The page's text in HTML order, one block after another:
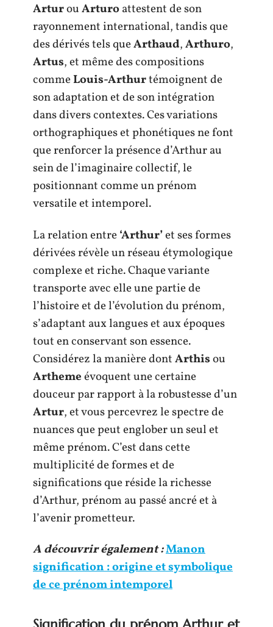
ArturouArturoattestent de son
rayonnement international, tandis que
des dérivés tels queArthaud,Arthuro,
Artus, et même des compositions
commeLouis-Arthurtémoignent de
son adaptation et de son intégration
dans divers contextes. Ces variations
orthographiques et phonétiques ne font
que renforcer la présence d’Arthur au
sein de l’imaginaire collectif, le
positionnant comme un prénom
versatile et intemporel.
La relation entre‘Arthur’et ses formes
dérivées révèle un réseau étymologique
complexe et riche. Chaque variante
transporte avec elle une partie de
l’histoire et de l’évolution du prénom,
s’adaptant aux langues et aux époques
tout en conservant son essence.
Considérez la manière dontArthisou
Arthemeévoquent une certaine
douceur par rapport à la robustesse d’un
Artur, et vous percevrez le spectre de
nuances que peut englober un seul et
même prénom. C’est dans cette
multiplicité de formes et de
significations que réside la richesse
d’Arthur, prénom au passé ancré et à
l’avenir prometteur.
A découvrir également :Manon
signification : origine et symbolique
de ce prénom intemporel